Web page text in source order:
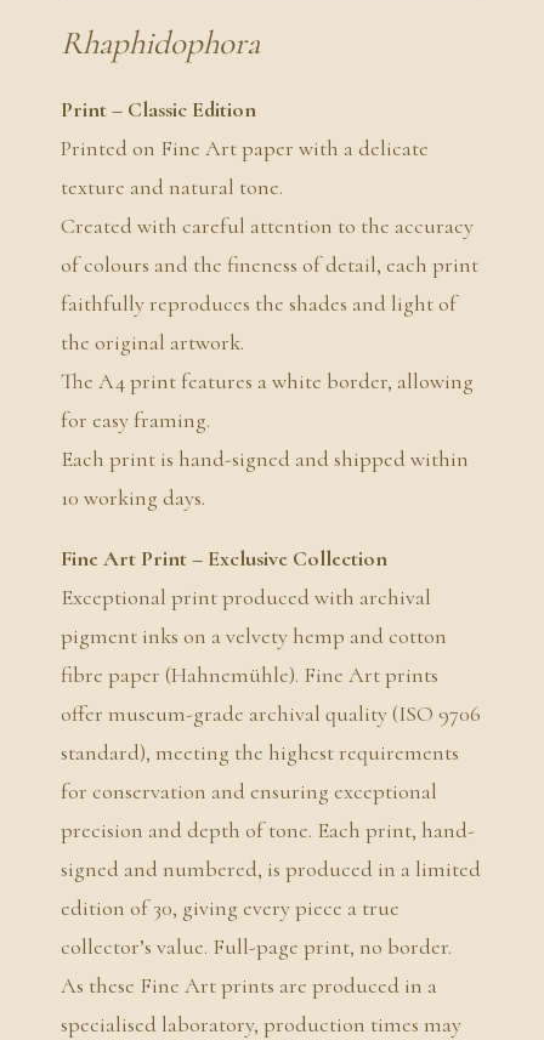
Rhaphidophora
Print – Classic Edition
Printed on Fine Art paper with a delicate
texture and natural tone.
Created with careful attention to the accuracy
of colours and the fineness of detail, each print
faithfully reproduces the shades and light of
the original artwork.
The A4 print features a white border, allowing
for easy framing.
Each print is hand-signed and shipped within
10 working days.
Fine Art Print – Exclusive Collection
Exceptional print produced with archival
pigment inks on a velvety hemp and cotton
fibre paper (Hahnemühle). Fine Art prints
offer museum-grade archival quality (ISO 9706
standard), meeting the highest requirements
for conservation and ensuring exceptional
precision and depth of tone. Each print, hand-
signed and numbered, is produced in a limited
edition of 30, giving every piece a true
collector’s value. Full-page print, no border.
As these Fine Art prints are produced in a
specialised laboratory, production times may